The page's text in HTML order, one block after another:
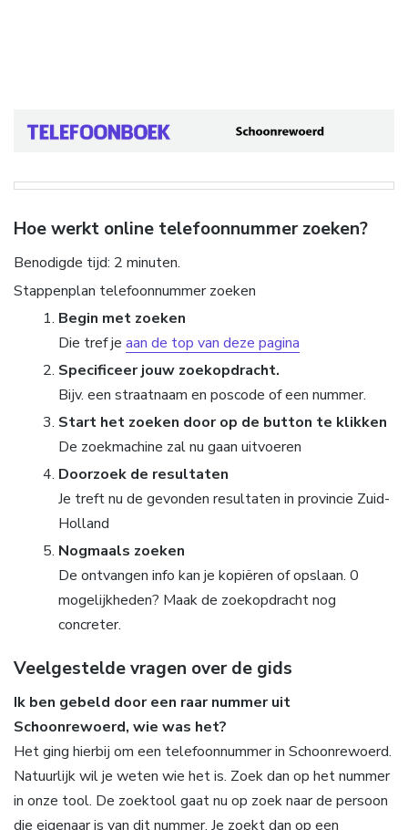
Hoe werkt online telefoonnummer zoeken?
Benodigde tijd: 2 minuten.
Stappenplan telefoonnummer zoeken
Begin met zoeken
Die tref je aan de top van deze pagina
Specificeer jouw zoekopdracht.
Bijv. een straatnaam en poscode of een nummer.
Start het zoeken door op de button te klikken
De zoekmachine zal nu gaan uitvoeren
Doorzoek de resultaten
Je treft nu de gevonden resultaten in provincie Zuid-
Holland
Nogmaals zoeken
De ontvangen info kan je kopiëren of opslaan. 0
mogelijkheden? Maak de zoekopdracht nog
concreter.
Veelgestelde vragen over de gids
Ik ben gebeld door een raar nummer uit
Schoonrewoerd, wie was het?
Het ging hierbij om een telefoonnummer in Schoonrewoerd.
Natuurlijk wil je weten wie het is. Zoek dan op het nummer
in onze tool. De zoektool gaat nu op zoek naar de persoon
die eigenaar is van dit nummer. Je zoekt dan op een